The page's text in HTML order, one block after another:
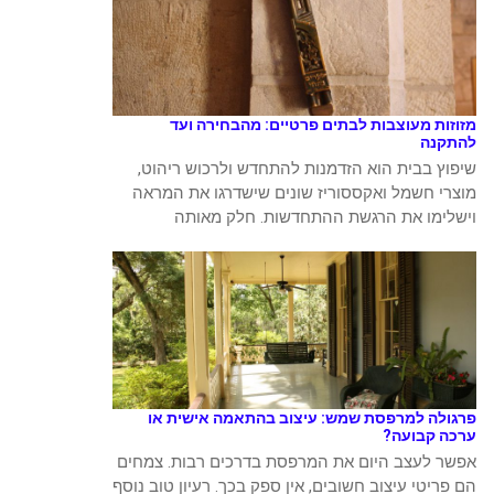
מזוזות מעוצבות לבתים פרטיים: מהבחירה ועד
להתקנה
שיפוץ בבית הוא הזדמנות להתחדש ולרכוש ריהוט,
מוצרי חשמל ואקססוריז שונים שישדרגו את המראה
וישלימו את הרגשת ההתחדשות. חלק מאותה
פרגולה למרפסת שמש: עיצוב בהתאמה אישית או
ערכה קבועה?
אפשר לעצב היום את המרפסת בדרכים רבות. צמחים
הם פריטי עיצוב חשובים, אין ספק בכך. רעיון טוב נוסף